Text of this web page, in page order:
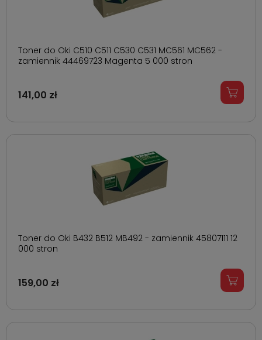
Toner do Oki C510 C511 C530 C531 MC561 MC562 -
zamiennik 44469723 Magenta 5 000 stron
141,00 zł
Toner do Oki B432 B512 MB492 - zamiennik 45807111 12
000 stron
159,00 zł